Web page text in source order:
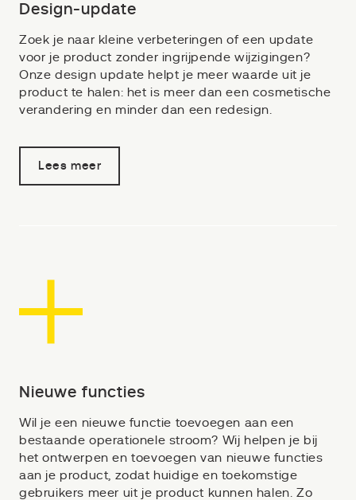
Design-update
Zoek je naar kleine verbeteringen of een update
voor je product zonder ingrijpende wijzigingen?
Onze design update helpt je meer waarde uit je
product te halen: het is meer dan een cosmetische
verandering en minder dan een redesign.
Lees meer
Nieuwe functies
Wil je een nieuwe functie toevoegen aan een
bestaande operationele stroom? Wij helpen je bij
het ontwerpen en toevoegen van nieuwe functies
aan je product, zodat huidige en toekomstige
gebruikers meer uit je product kunnen halen. Zo